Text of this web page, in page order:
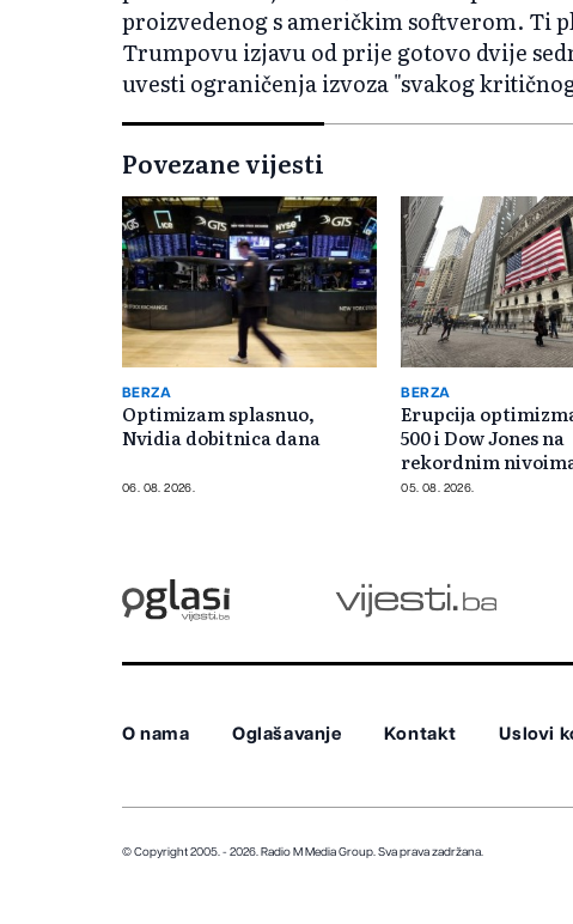
proizvedenog s američkim softverom. Ti
Trumpovu izjavu od prije gotovo dvije
uvesti ograničenja izvoza "svakog
Povezane vijesti
BERZA
Optimizam splasnuo,
Nvidia dobitnica dana
06. 08. 2026.
BERZA
Erupcija
500 i Dow Jones na
rekordnim
05. 08. 2026.
O nama Oglašavanje Kontakt Uslovi
© Copyright 2005. - 2026. Radio M Media Group. Sva prava zadržana.